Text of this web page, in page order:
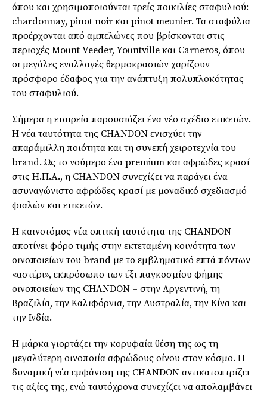
όπου και χρησιμοποιούνται τρείς ποικιλίες σταφυλιού:
chardonnay, pinot noir και pinot meunier. Τα σταφύλια
προέρχονται από αμπελώνες που βρίσκονται στις
περιοχές Mount Veeder, Yountville και Carneros, όπου
οι μεγάλες εναλλαγές θερμοκρασιών χαρίζουν
πρόσφορο έδαφος για την ανάπτυξη πολυπλοκότητας
του σταφυλιού.
Σήμερα η εταιρεία παρουσιάζει ένα νέο σχέδιο ετικετών.
Η νέα ταυτότητα της CHANDON ενισχύει την
απαράμιλλη ποιότητα και τη συνεπή χειροτεχνία του
brand. Ως το νούμερο ένα premium και αφρώδες κρασί
στις Η.Π.Α., η CHANDON συνεχίζει να παράγει ένα
ασυναγώνιστο αφρώδες κρασί με μοναδικό σχεδιασμό
φιαλών και ετικετών.
Η καινοτόμος νέα οπτική ταυτότητα της CHANDON
αποτίνει φόρο τιμής στην εκτεταμένη κοινότητα των
οινοποιείων του brand με το εμβληματικό επτά πόντων
«αστέρι», εκπρόσωπο των έξι παγκοσμίου φήμης
οινοποιείων της CHANDON – στην Αργεντινή, τη
Βραζιλία, την Καλιφόρνια, την Αυστραλία, την Κίνα και
την Ινδία.
H μάρκα γιορτάζει την κορυφαία θέση της ως τη
μεγαλύτερη οινοποιία αφρώδους οίνου στον κόσμο. Η
δυναμική νέα εμφάνιση της CHANDON αντικατοπτρίζει
τις αξίες της, ενώ ταυτόχρονα συνεχίζει να απολαμβάνει